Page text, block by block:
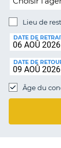
MA
Lieu de
DE
RESTITUTION:
DATE DE
DATE DE
Âge du